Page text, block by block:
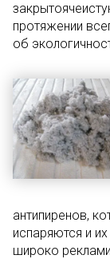
протяжении
об
антипиренов,
испаряются и
широко